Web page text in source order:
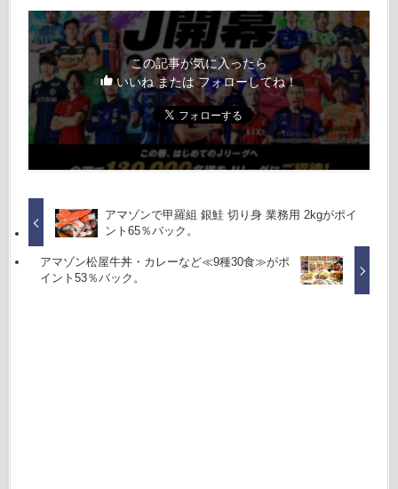
この記事が気に入ったら
いいね または フォローしてね！
アマゾンで甲羅組 銀鮭 切り身 業務用 2kgがポイ
ント65％バック。
アマゾン松屋牛丼・カレーなど≪9種30食≫がポ
イント53％バック。